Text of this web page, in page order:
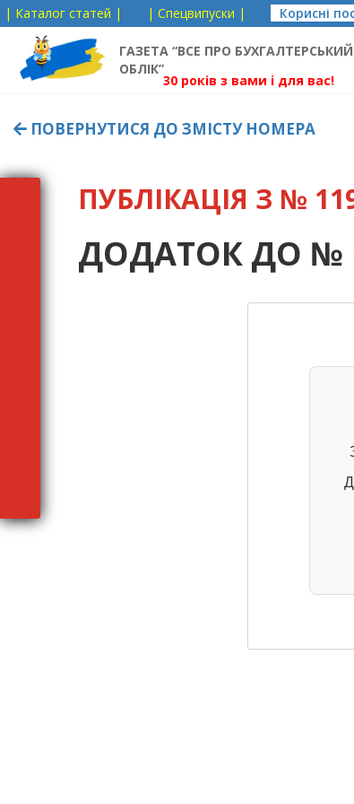
| Каталог статей | | Спецвипуски | Корисні
ГАЗЕТА “ВСЕ ПРО БУХГАЛТЕРСЬКИЙ
ОБЛІК”
30 років з вами і для вас!
ПОВЕРНУТИСЯ ДО ЗМІСТУ НОМЕРА
ПУБЛІКАЦІЯ З №
ДОДАТОК ДО №